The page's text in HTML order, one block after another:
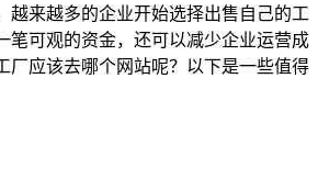
越来越多的企业开始选择出售自己的工
笔可观的资金，还可以减少企业运营成
厂应该去哪个网站呢？以下是一些值得